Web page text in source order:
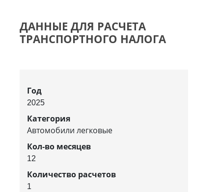
ДАННЫЕ ДЛЯ РАСЧЕТА
ТРАНСПОРТНОГО НАЛОГА
Год
2025
Категория
Автомобили легковые
Кол-во месяцев
12
Количество расчетов
1